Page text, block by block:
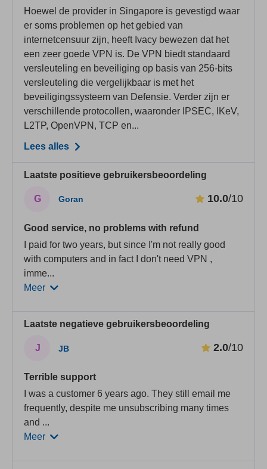
Hoewel de provider in Singapore is gevestigd waar
er soms problemen op het gebied van
internetcensuur zijn, heeft Ivacy bewezen dat het
een zeer goede VPN is. De VPN biedt standaard
versleuteling en beveiliging op basis van 256-bits
versleuteling die vergelijkbaar is met het
beveiligingssysteem van Defensie. Verder zijn er
verschillende protocollen, waaronder IPSEC, IKeV,
L2TP, OpenVPN, TCP en...
Lees alles
Laatste positieve gebruikersbeoordeling
G Goran 10.0/10
Good service, no problems with refund
I paid for two years, but since I'm not really good
with computers and in fact I don't need VPN ,
imme...
Meer
Laatste negatieve gebruikersbeoordeling
J JB 2.0/10
Terrible support
I was a customer 6 years ago. They still email me
frequently, despite me unsubscribing many times
and ...
Meer